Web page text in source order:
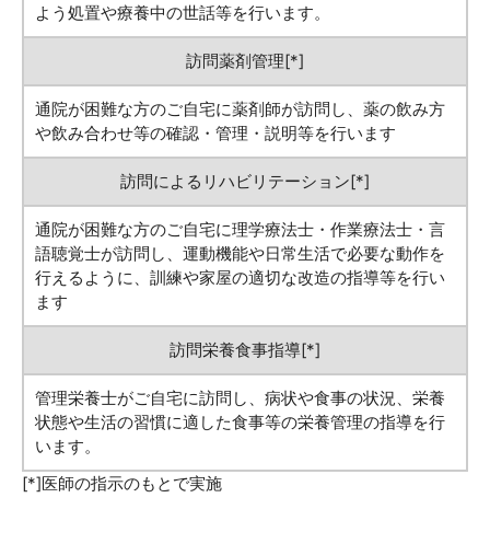
よう処置や療養中の世話等を行います。
訪問薬剤管理[*]
通院が困難な方のご自宅に薬剤師が訪問し、薬の飲み方
や飲み合わせ等の確認・管理・説明等を行います
訪問によるリハビリテーション[*]
通院が困難な方のご自宅に理学療法士・作業療法士・言
語聴覚士が訪問し、運動機能や日常生活で必要な動作を
行えるように、訓練や家屋の適切な改造の指導等を行い
ます
訪問栄養食事指導[*]
管理栄養士がご自宅に訪問し、病状や食事の状況、栄養
状態や生活の習慣に適した食事等の栄養管理の指導を行
います。
[*]医師の指示のもとで実施